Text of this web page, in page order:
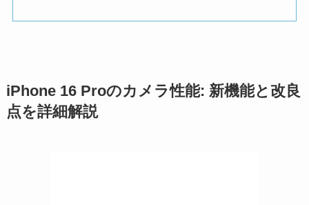
iPhone 16 Proのカメラ性能: 新機能と改良
点を詳細解説